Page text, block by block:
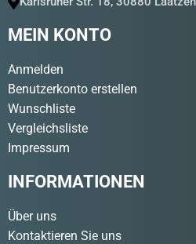
MEIN KONTO
Anmelden
Benutzerkonto erstellen
Wunschliste
Vergleichsliste
Impressum
INFORMATIONEN
Über uns
Kontaktieren Sie uns